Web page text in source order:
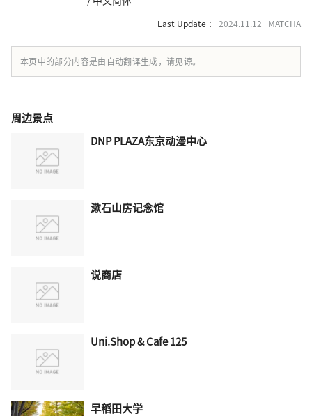
Last Update ： 2024.11.12 MATCHA
本页中的部分内容是由自动翻译生成，请见谅。
周边景点
DNP PLAZA东京动漫中心
漱石山房记念馆
说商店
Uni.Shop & Cafe 125
早稻田大学